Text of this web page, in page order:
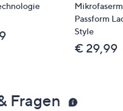
Passform
Style
€ 29,99
Fragen